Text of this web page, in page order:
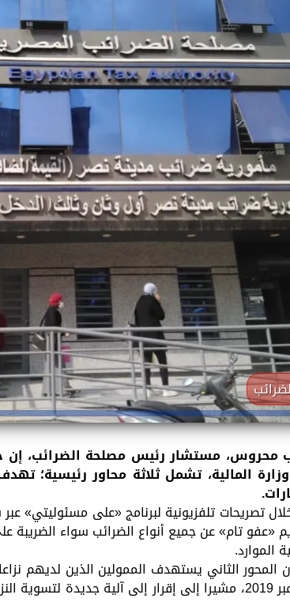
محروس، مستشار رئيس مصلحة الضرائب، إن
المالية، تشمل ثلاثة محاور رئيسية؛
تصريحات تلفزيونية لبرنامج «على مسئوليتي»
«عفو تام» عن جميع أنواع الضرائب سواء الضريبة
الموارد.
المحور الثاني يستهدف الممولين الذين لديهم
31 ديسمبر 2019، مشيرا إلى إقرار إلى آلية جديدة